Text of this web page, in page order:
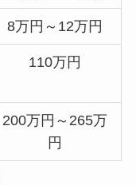
8万円～12万円
110万円
200万円～265万
円